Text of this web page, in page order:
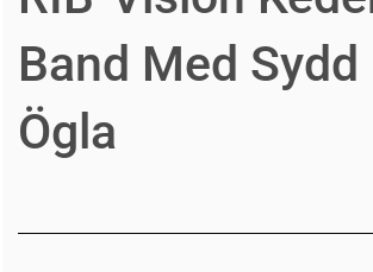
Band Med Sydd
Ögla